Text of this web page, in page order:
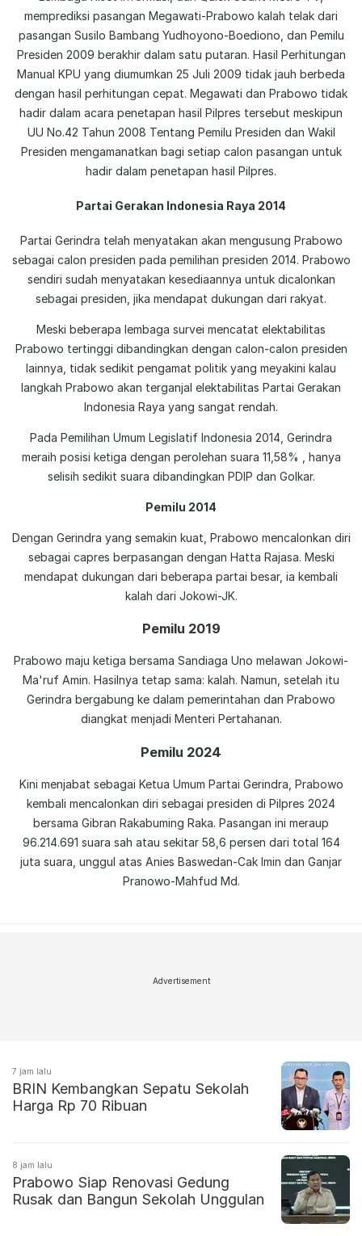
memprediksi pasangan Megawati-Prabowo kalah telak dari
pasangan Susilo Bambang Yudhoyono-Boediono, dan Pemilu
Presiden 2009 berakhir dalam satu putaran. Hasil Perhitungan
Manual KPU yang diumumkan 25 Juli 2009 tidak jauh berbeda
dengan hasil perhitungan cepat. Megawati dan Prabowo tidak
hadir dalam acara penetapan hasil Pilpres tersebut meskipun
UU No.42 Tahun 2008 Tentang Pemilu Presiden dan Wakil
Presiden mengamanatkan bagi setiap calon pasangan untuk
hadir dalam penetapan hasil Pilpres.
Partai Gerakan Indonesia Raya 2014
Partai Gerindra telah menyatakan akan mengusung Prabowo
sebagai calon presiden pada pemilihan presiden 2014. Prabowo
sendiri sudah menyatakan kesediaannya untuk dicalonkan
sebagai presiden, jika mendapat dukungan dari rakyat.
Meski beberapa lembaga survei mencatat elektabilitas
Prabowo tertinggi dibandingkan dengan calon-calon presiden
lainnya, tidak sedikit pengamat politik yang meyakini kalau
langkah Prabowo akan terganjal elektabilitas Partai Gerakan
Indonesia Raya yang sangat rendah.
Pada Pemilihan Umum Legislatif Indonesia 2014, Gerindra
meraih posisi ketiga dengan perolehan suara 11,58% , hanya
selisih sedikit suara dibandingkan PDIP dan Golkar.
Pemilu 2014
Dengan Gerindra yang semakin kuat, Prabowo mencalonkan diri
sebagai capres berpasangan dengan Hatta Rajasa. Meski
mendapat dukungan dari beberapa partai besar, ia kembali
kalah dari Jokowi-JK.
Pemilu 2019
Prabowo maju ketiga bersama Sandiaga Uno melawan Jokowi-
Ma'ruf Amin. Hasilnya tetap sama: kalah. Namun, setelah itu
Gerindra bergabung ke dalam pemerintahan dan Prabowo
diangkat menjadi Menteri Pertahanan.
Pemilu 2024
Kini menjabat sebagai Ketua Umum Partai Gerindra, Prabowo
kembali mencalonkan diri sebagai presiden di Pilpres 2024
bersama Gibran Rakabuming Raka. Pasangan ini meraup
96.214.691 suara sah atau sekitar 58,6 persen dari total 164
juta suara, unggul atas Anies Baswedan-Cak Imin dan Ganjar
Pranowo-Mahfud Md.
Advertisement
7 jam lalu
BRIN Kembangkan Sepatu Sekolah
Harga Rp 70 Ribuan
8 jam lalu
Prabowo Siap Renovasi Gedung
Rusak dan Bangun Sekolah Unggulan